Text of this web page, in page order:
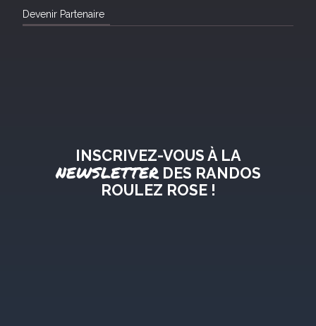
Devenir Partenaire
INSCRIVEZ-VOUS À LA
NEWSLETTERDES RANDOS
ROULEZ ROSE !